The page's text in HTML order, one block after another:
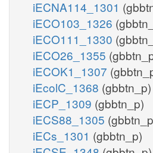
iECNA114_1301
iECO103_1326
iECO111_1330
iECO26_1355
iECOK1_1307
iEcolC_1368 (gbbtn_p)
iECP_1309 (gbbtn_p)
iECS88_1305
iECs_1301 (gbbtn_p)